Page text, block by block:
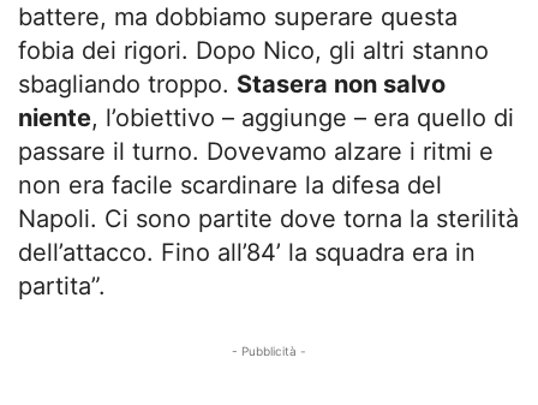
battere, ma dobbiamo superare questa
fobia dei rigori. Dopo Nico, gli altri stanno
sbagliando troppo. Stasera non salvo
niente, l’obiettivo – aggiunge – era quello di
passare il turno. Dovevamo alzare i ritmi e
non era facile scardinare la difesa del
Napoli. Ci sono partite dove torna la sterilità
dell’attacco. Fino all’84’ la squadra era in
partita”.
- Pubblicità -